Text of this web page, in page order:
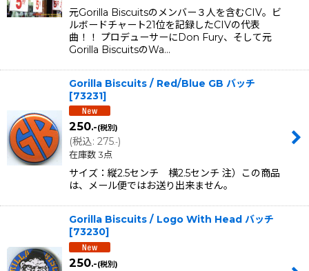
元Gorilla Biscuitsのメンバー３人を含むCIV。ビ
ルボードチャート21位を記録したCIVの代表
曲！！ プロデューサーにDon Fury、そして元
Gorilla BiscuitsのWa…
Gorilla Biscuits / Red/Blue GB バッチ
[73231]
250.-(税別)
(税込: 275.-)
在庫数 3点
サイズ：縦2.5センチ 横2.5センチ 注）この商品
は、メール便ではお送り出来ません。
Gorilla Biscuits / Logo With Head バッチ
[73230]
250.-(税別)